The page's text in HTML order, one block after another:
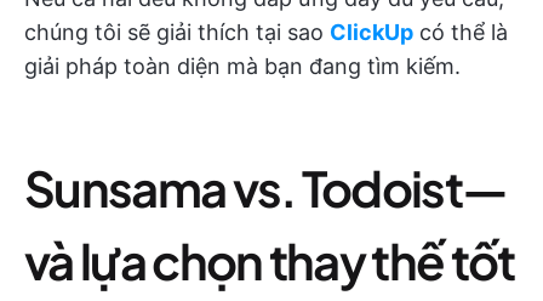
chúng tôi sẽ giải thích tại sao ClickUp có thể là
giải pháp toàn diện mà bạn đang tìm kiếm.
Sunsama vs. Todoist—
và lựa chọn thay thế tốt